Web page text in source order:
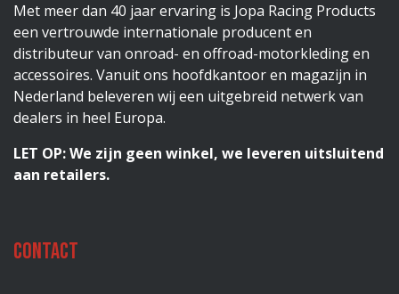
Met meer dan 40 jaar ervaring is Jopa Racing Products
een vertrouwde internationale producent en
distributeur van onroad- en offroad-motorkleding en
accessoires. Vanuit ons hoofdkantoor en magazijn in
Nederland beleveren wij een uitgebreid netwerk van
dealers in heel Europa.
LET OP: We zijn geen winkel, we leveren uitsluitend
aan retailers.
Contact